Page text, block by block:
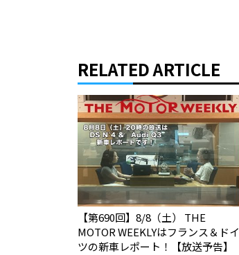
RELATED ARTICLE
【第690回】8/8（土） THE
MOTOR WEEKLYはフランス＆ドイ
ツの新車レポート！【放送予告】